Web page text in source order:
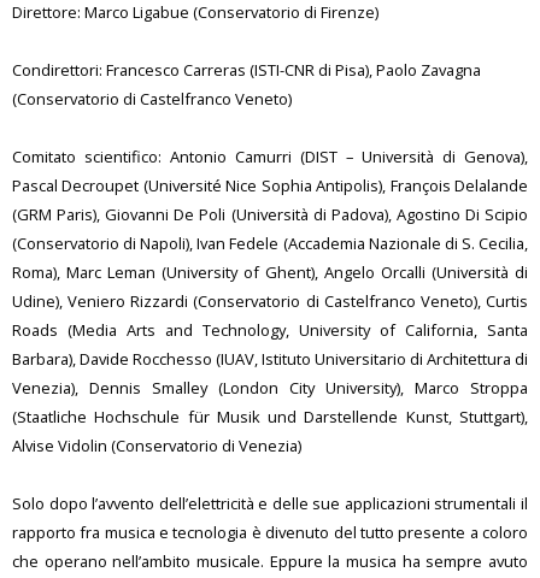
Direttore: Marco Ligabue (Conservatorio di Firenze)
Condirettori: Francesco Carreras (ISTI-CNR di Pisa), Paolo Zavagna
(Conservatorio di Castelfranco Veneto)
Comitato scientifico: Antonio Camurri (DIST – Università di Genova),
Pascal Decroupet (Université Nice Sophia Antipolis), François Delalande
(GRM Paris), Giovanni De Poli (Università di Padova), Agostino Di Scipio
(Conservatorio di Napoli), Ivan Fedele (Accademia Nazionale di S. Cecilia,
Roma), Marc Leman (University of Ghent), Angelo Orcalli (Università di
Udine), Veniero Rizzardi (Conservatorio di Castelfranco Veneto), Curtis
Roads (Media Arts and Technology, University of California, Santa
Barbara), Davide Rocchesso (IUAV, Istituto Universitario di Architettura di
Venezia), Dennis Smalley (London City University), Marco Stroppa
(Staatliche Hochschule für Musik und Darstellende Kunst, Stuttgart),
Alvise Vidolin (Conservatorio di Venezia)
Solo dopo l’avvento dell’elettricità e delle sue applicazioni strumentali il
rapporto fra musica e tecnologia è divenuto del tutto presente a coloro
che operano nell’ambito musicale. Eppure la musica ha sempre avuto